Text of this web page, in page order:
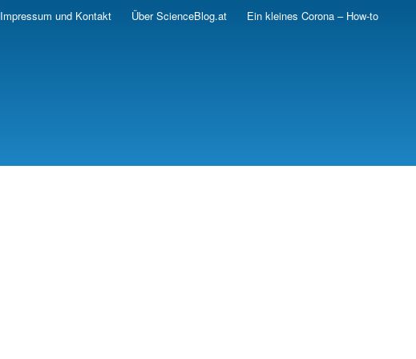
Impressum und Kontakt Über ScienceBlog.at Ein kleines Corona – How-to